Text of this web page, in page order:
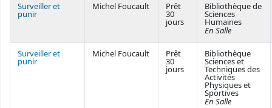
Surveiller et
punir
Michel Foucault Prêt
30
jours
Bibliothèque de
Sciences
Humaines
En Salle
Surveiller et
punir
Michel Foucault Prêt
30
jours
Bibliothèque
Sciences et
Techniques des
Activités
Physiques et
Sportives
En Salle